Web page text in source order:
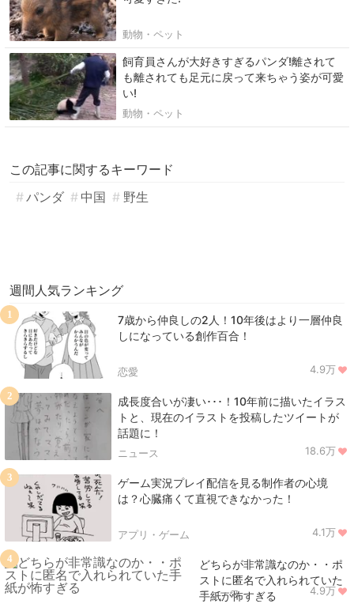
動物・ペット
飼育員さんが大好きすぎるパンダ!離されて
も離されても足元に戻って来ちゃう姿が可愛
い!
動物・ペット
この記事に関するキーワード
パンダ
中国 野生
週間人気ランキング
7歳から仲良しの2人！10年後はより一層仲良
しになっている創作百合！
恋愛 4.9万
1
成長度合いが凄い･･･！10年前に描いたイラス
トと、現在のイラストを投稿したツイートが
話題に！
ニュース 18.6万
2
ゲーム実況プレイ配信を見る制作者の心境
は？心臓痛くて直視できなかった！
アプリ・ゲーム 4.1万
3
どちらが非常識なのか・・ポ
ストに匿名で入れられていた
手紙が怖すぎる
ニュース 4.9万
4